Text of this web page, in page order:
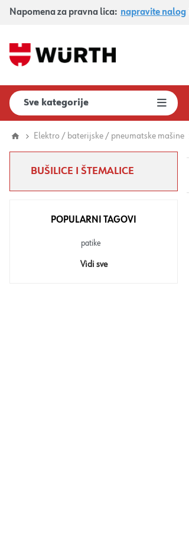
Napomena za pravna lica: napravite nalog
Sve kategorije
Elektro / baterijske / pneumatske mašine
BUŠILICE I ŠTEMALICE
POPULARNI TAGOVI
patike
Vidi sve